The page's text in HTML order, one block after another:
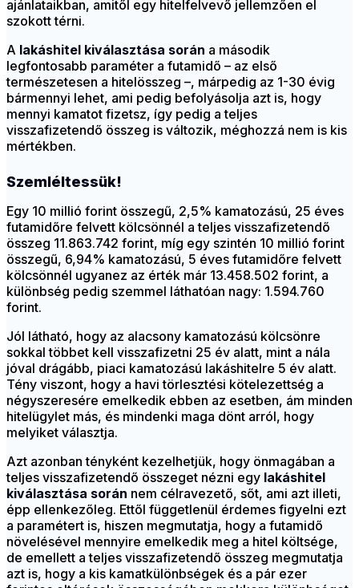
ajánlataikban, amitől egy hitelfelvevő jellemzően el
szokott térni.
A lakáshitel kiválasztása során a második
legfontosabb paraméter a futamidő – az első
természetesen a hitelösszeg –, márpedig az 1-30 évig
bármennyi lehet, ami pedig befolyásolja azt is, hogy
mennyi kamatot fizetsz, így pedig a teljes
visszafizetendő összeg is változik, méghozzá nem is kis
mértékben.
Szemléltessük!
Egy 10 millió forint összegű, 2,5% kamatozású, 25 éves
futamidőre felvett kölcsönnél a teljes visszafizetendő
összeg 11.863.742 forint, míg egy szintén 10 millió forint
összegű, 6,94% kamatozású, 5 éves futamidőre felvett
kölcsönnél ugyanez az érték már 13.458.502 forint, a
különbség pedig szemmel láthatóan nagy: 1.594.760
forint.
Jól látható, hogy az alacsony kamatozású kölcsönre
sokkal többet kell visszafizetni 25 év alatt, mint a nála
jóval drágább, piaci kamatozású lakáshitelre 5 év alatt.
Tény viszont, hogy a havi törlesztési kötelezettség a
négyszeresére emelkedik ebben az esetben, ám minden
hitelügylet más, és mindenki maga dönt arról, hogy
melyiket választja.
Azt azonban tényként kezelhetjük, hogy önmagában a
teljes visszafizetendő összeget nézni egy lakáshitel
kiválasztása során nem célravezető, sőt, ami azt illeti,
épp ellenkezőleg. Ettől függetlenül érdemes figyelni ezt
a paramétert is, hiszen megmutatja, hogy a futamidő
növelésével mennyire emelkedik meg a hitel költsége,
de emellett a teljes visszafizetendő összeg megmutatja
azt is, hogy a kis kamatkülönbségek és a pár ezer